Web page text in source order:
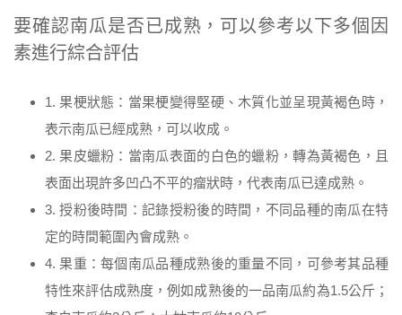
要確認南瓜是否已成熟，可以參考以下多個因
素進行綜合評估
1. 果梗狀態：當果梗變得堅硬、木質化並呈現黃褐色時，
表示南瓜已經成熟，可以收成。
2. 果皮蠟粉：當南瓜表面的白色的蠟粉，轉為黃褐色，且
表面出現許多凹凸不平的瘤狀時，代表南瓜已達成熟。
3. 授粉後時間：記錄授粉後的時間，不同品種的南瓜在特
定的時間範圍內會成熟。
4. 果重：每個南瓜品種成熟後的重量不同，可參考其品種
特性來評估成熟度，例如成熟後的一品南瓜約為1.5公斤；